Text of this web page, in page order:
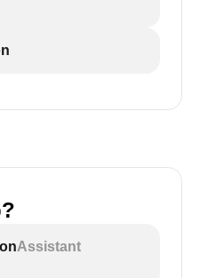
Assistant